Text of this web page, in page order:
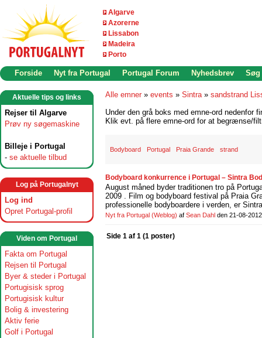
Algarve
Azorerne
Lissabon
Madeira
Porto
Forside Nyt fra Portugal Portugal Forum Nyhedsbrev Søg
Aktuelle tips og links
Rejser til Algarve
Prøv ny søgemaskine
Billeje i Portugal
- se aktuelle tilbud
Log på Portugalnyt
Log ind
Opret Portugal-profil
Viden om Portugal
Fakta om Portugal
Rejsen til Portugal
Byer & steder i Portugal
Portugisisk sprog
Portugisisk kultur
Bolig & investering
Aktiv ferie
Golf i Portugal
Alle emner » events » Sintra» sandstrand
Under den grå boks med emne-ord nedenfor
Klik evt. på flere emne-ord for at begrænse/
Bodyboard Portugal Praia Grande strand
Bodyboard konkurrence i Portugal – Sintra
August måned byder traditionen tro på
2009 . Film og bodyboard festival på Praia
professionelle bodyboardere i verden, er
Nyt fra Portugal (Weblog) af Sean Dahl den 21-08-2012
Side 1 af 1 (1 poster)